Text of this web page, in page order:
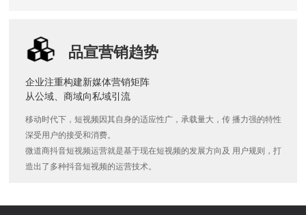
品宣营销趋势
企业注重构建新媒体营销矩阵
从公域、商域向私域引流
移动时代下，短视频因其自身的适应性广，承载量大，传 播力强的特性
深受用户的接受和消费。
微道商抖音短视频运营就是基于现在短视频的发展方向及 用户规则，打
造出了多种抖音短视频的运营技术。